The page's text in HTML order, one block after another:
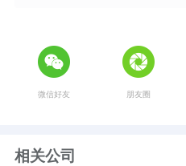
微信好友 朋友圈
相关公司